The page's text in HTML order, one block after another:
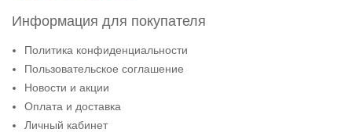
Информация для покупателя
Политика конфиденциальности
Пользовательское соглашение
Новости и акции
Оплата и доставка
Личный кабинет